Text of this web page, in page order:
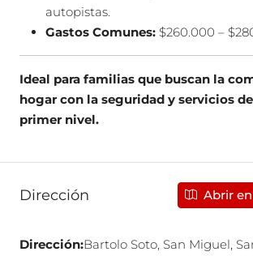
autopistas.
Gastos Comunes: $260.000 –
Ideal para familias que buscan la
hogar con la seguridad y servicios
primer nivel.
Dirección Abrir
Dirección:Bartolo Soto, San Miguel,